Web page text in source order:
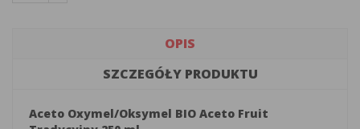
OPIS
SZCZEGÓŁY PRODUKTU
Aceto Oxymel/Oksymel BIO Aceto Fruit